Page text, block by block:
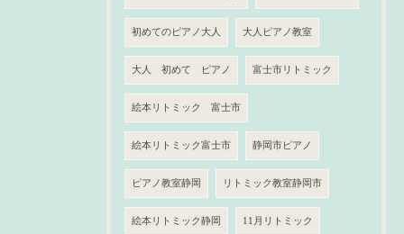
初めてのピアノ大人 大人ピアノ教室
大人 初めて ピアノ 富士市リトミック
絵本リトミック 富士市
絵本リトミック富士市 静岡市ピアノ
ピアノ教室静岡 リトミック教室静岡市
絵本リトミック静岡 11月リトミック